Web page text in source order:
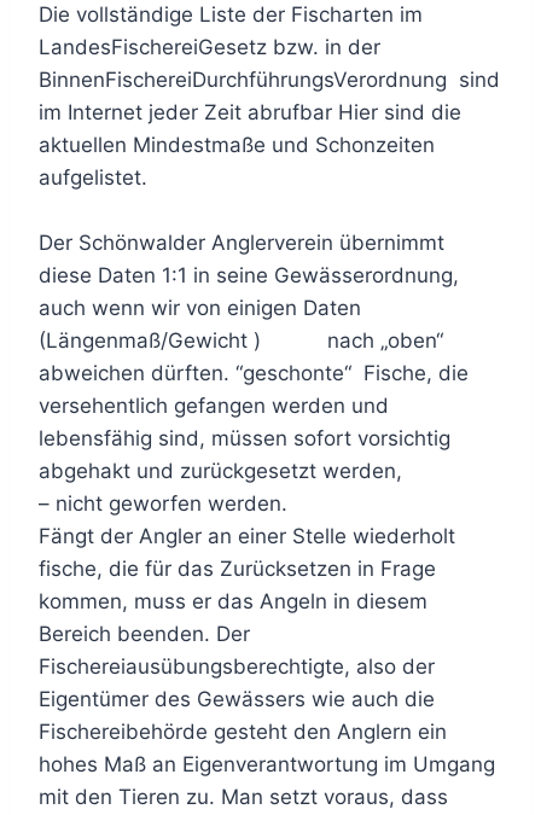
Die vollständige Liste der Fischarten im
LandesFischereiGesetz bzw. in der
BinnenFischereiDurchführungsVerordnung sind
im Internet jeder Zeit abrufbar Hier sind die
aktuellen Mindestmaße und Schonzeiten
aufgelistet.
Der Schönwalder Anglerverein übernimmt
diese Daten 1:1 in seine Gewässerordnung,
auch wenn wir von einigen Daten
(Längenmaß/Gewicht ) nach „oben“
abweichen dürften. “geschonte“ Fische, die
versehentlich gefangen werden und
lebensfähig sind, müssen sofort vorsichtig
abgehakt und zurückgesetzt werden,
– nicht geworfen werden.
Fängt der Angler an einer Stelle wiederholt
fische, die für das Zurücksetzen in Frage
kommen, muss er das Angeln in diesem
Bereich beenden. Der
Fischereiausübungsberechtigte, also der
Eigentümer des Gewässers wie auch die
Fischereibehörde gesteht den Anglern ein
hohes Maß an Eigenverantwortung im Umgang
mit den Tieren zu. Man setzt voraus, dass